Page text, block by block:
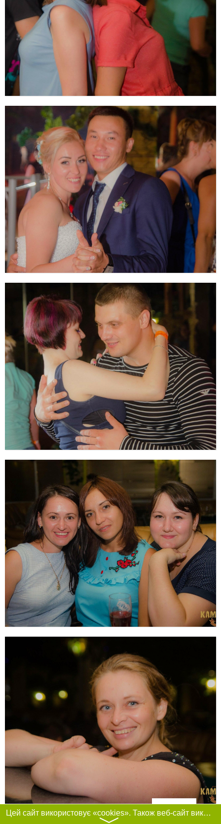
Фільтри
Цей сайт використовує «cookies». Також веб-сайт використовує інтернет-сервіс для збору технічних даних стосовно відвідувачів з метою отримання маркетингової та статистичної інформації. Умови обробки даних відвідувачів сайту див.
〉